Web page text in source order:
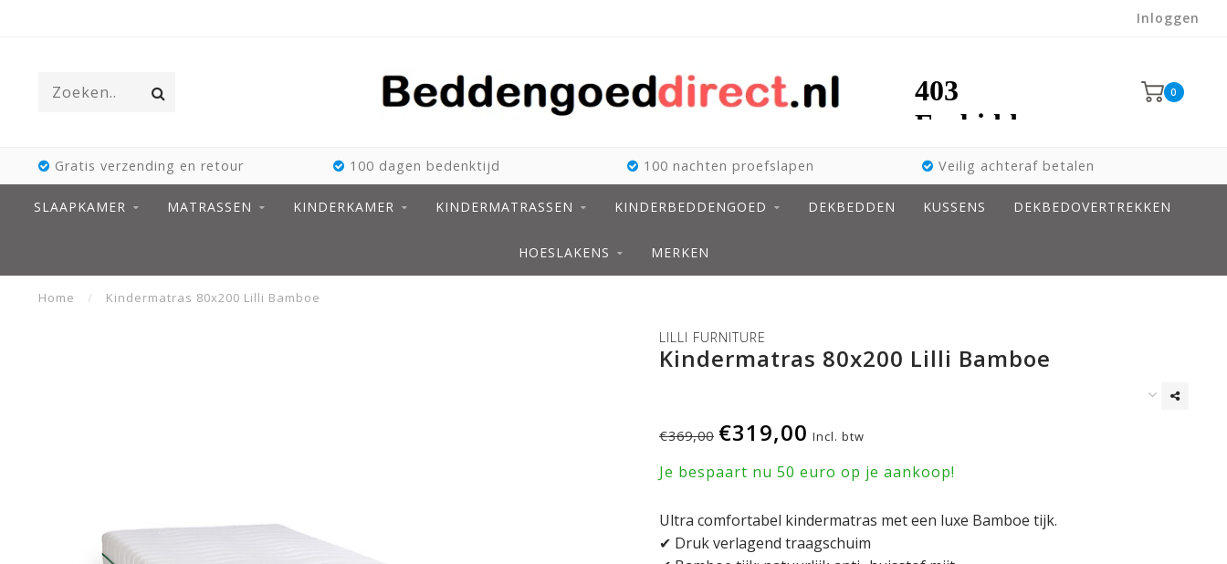
Inloggen
0
Gratis verzending en retour 100 dagen bedenktijd 100 nachten proefslapen Veilig achteraf betalen
SLAAPKAMER MATRASSEN KINDERKAMER KINDERMATRASSEN KINDERBEDDENGOED DEKBEDDEN KUSSENS DEKBEDOVERTREKKEN
HOESLAKENS MERKEN
Home / Kindermatras 80x200 Lilli Bamboe
LILLI FURNITURE
Kindermatras 80x200 Lilli Bamboe
€369,00 €319,00 Incl. btw
Je bespaart nu 50 euro op je aankoop!
Ultra comfortabel kindermatras met een luxe Bamboe tijk.
✔ Druk verlagend traagschuim